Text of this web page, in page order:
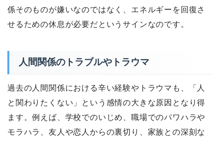
係そのものが嫌いなのではなく、エネルギーを回復さ
せるための休息が必要だというサインなのです。
人間関係のトラブルやトラウマ
過去の人間関係における辛い経験やトラウマも、「人
と関わりたくない」という感情の大きな原因となり得
ます。例えば、学校でのいじめ、職場でのパワハラや
モラハラ、友人や恋人からの裏切り、家族との深刻な